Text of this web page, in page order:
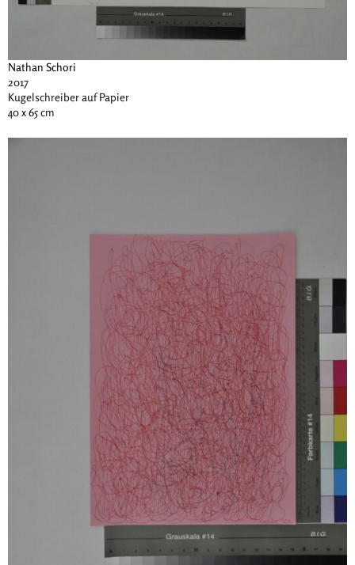
Nathan Schori
2017
Kugelschreiber auf Papier
40 x 65 cm